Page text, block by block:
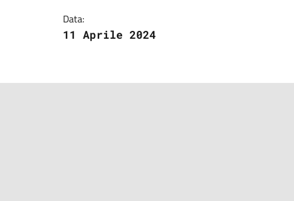
Data:
11 Aprile 2024